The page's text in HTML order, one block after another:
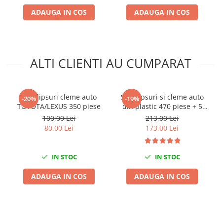
Renault
Rover
Volkswagen
ADAUGA IN COS ADAUGA IN COS
ALTI CLIENTI AU CUMPARAT
-20%
Set clipsuri cleme auto
TOYOTA/LEXUS 350 piese
100,00 Lei
80,00 Lei
IN STOC
ADAUGA IN COS
-19%
Set clipsuri si cleme auto
din plastic 470 piese + 5
extractoare pentru clipsuri
213,00 Lei
173,00 Lei
IN STOC
ADAUGA IN COS